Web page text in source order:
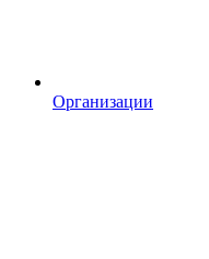
Организации